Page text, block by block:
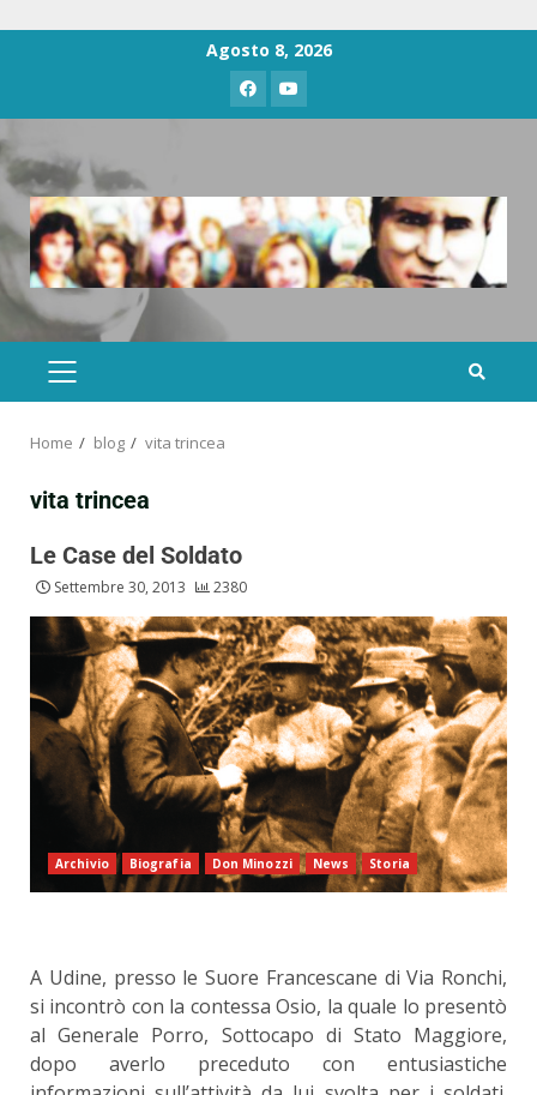
Agosto 8, 2026
Home blog vita trincea
vita trincea
Le Case del Soldato
Settembre 30, 2013 2380
Archivio Biografia Don Minozzi News Storia
A Udine, presso le Suore Francescane di Via Ronchi,
si incontrò con la contessa Osio, la quale lo presentò
al Generale Porro, Sottocapo di Stato Maggiore,
dopo averlo preceduto con entusiastiche